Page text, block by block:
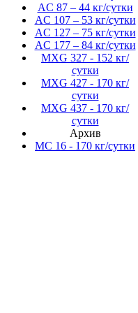
AC 87 – 44 кг/сутки
AC 107 – 53 кг/сутки
AC 127 – 75 кг/сутки
AC 177 – 84 кг/сутки
MXG 327 - 152 кг/
сутки
MXG 427 - 170 кг/
сутки
MXG 437 - 170 кг/
сутки
Архив
MC 16 - 170 кг/сутки